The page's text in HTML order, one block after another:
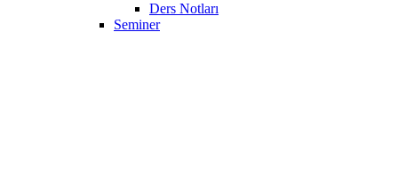
Ders Notları
Seminer